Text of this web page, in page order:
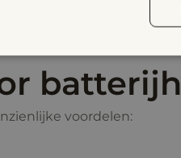
voordelen: